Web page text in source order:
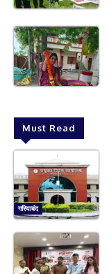
Must Read
गरियाबंद